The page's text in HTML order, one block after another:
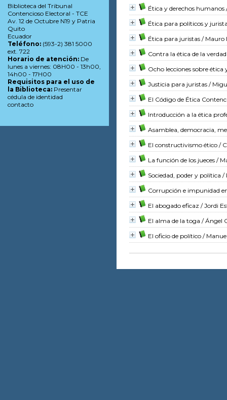
Ética y derechos humanos
Ética para políticos y
Ética para juristas / Mauro
Contra la ética de la verdad
Ocho lecciones sobre ética
Justicia para juristas /
El Código de Ética
Introducción a la ética
Asamblea, democracia,
El constructivismo ético /
La función de los jueces /
Sociedad, poder y política /
Corrupción e impunidad
El abogado eficaz / Jordi
El alma de la toga / Ángel
El oficio de político /
Biblioteca del Tribunal
Contencioso Electoral - TCE
Av. 12 de Octubre N19 y Patria
Quito
Ecuador
Teléfono: (593-2) 381 5000
ext. 722
Horario de atención: De
lunes a viernes: 08H00 - 13h00,
14h00 - 17H00
Requisitos para el uso de
la Biblioteca: Presentar
cédula de identidad
contacto